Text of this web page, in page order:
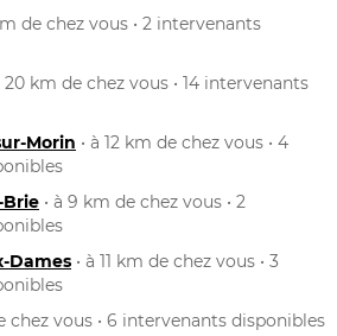
de chez vous • 2 intervenants
20 km de chez vous • 14 intervenants
Morin • à 12 km de chez vous • 4
• à 9 km de chez vous • 2
Dames • à 11 km de chez vous • 3
chez vous • 6 intervenants disponibles